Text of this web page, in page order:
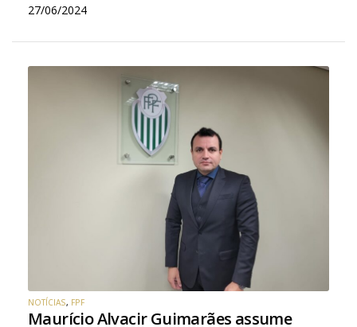
27/06/2024
NOTÍCIAS, FPF
Maurício Alvacir Guimarães assume